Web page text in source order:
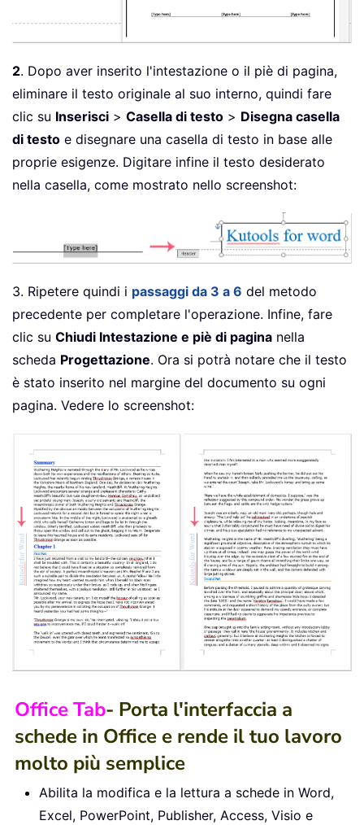
2. Dopo aver inserito l'intestazione o il piè di pagina,
eliminare il testo originale al suo interno, quindi fare
clic su Inserisci > Casella di testo > Disegna casella
di testo e disegnare una casella di testo in base alle
proprie esigenze. Digitare infine il testo desiderato
nella casella, come mostrato nello screenshot:
3. Ripetere quindi i passaggi da 3 a 6 del metodo
precedente per completare l'operazione. Infine, fare
clic su Chiudi Intestazione e piè di pagina nella
scheda Progettazione. Ora si potrà notare che il testo
è stato inserito nel margine del documento su ogni
pagina. Vedere lo screenshot:
Office Tab- Porta l'interfaccia a
schede in Office e rende il tuo lavoro
molto più semplice
Abilita la modifica e la lettura a schede in Word,
Excel, PowerPoint, Publisher, Access, Visio e